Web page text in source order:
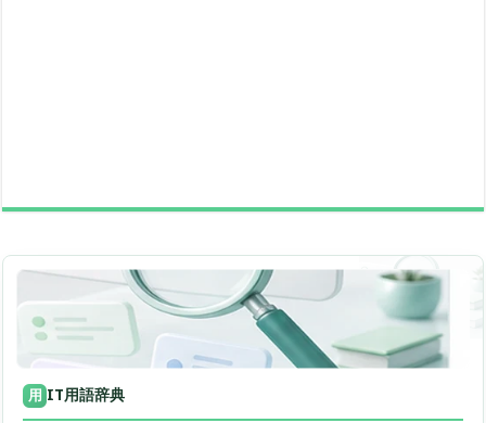
用 IT用語辞典